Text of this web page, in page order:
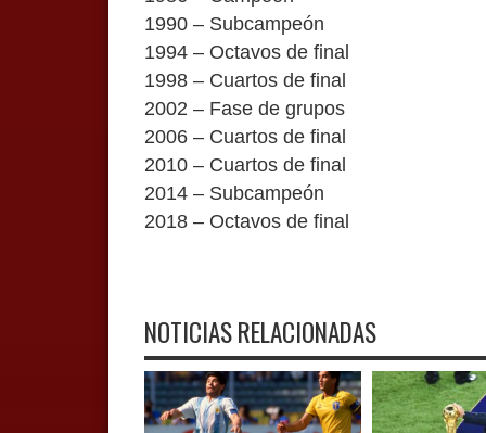
1990 – Subcampeón
1994 – Octavos de final
1998 – Cuartos de final
2002 – Fase de grupos
2006 – Cuartos de final
2010 – Cuartos de final
2014 – Subcampeón
2018 – Octavos de final
NOTICIAS RELACIONADAS